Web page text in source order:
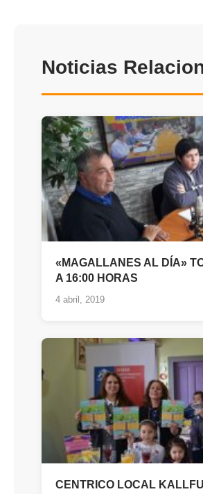
Noticias
«MAGALLANES AL DÍA»
A 16:00 HORAS
4 abril, 2019
CENTRICO LOCAL